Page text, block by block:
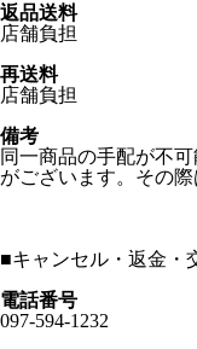
返品送料
店舗負担
再送料
店舗負担
備考
同一商品の手配が不
がございます。その
■キャンセル・返金・
電話番号
097-594-1232